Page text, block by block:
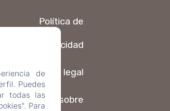
Política de
privacidad
Información legal
Información sobre
de
Puedes
todas las
Para